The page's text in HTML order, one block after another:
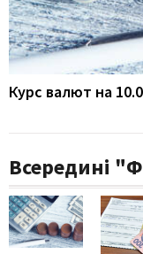
Курс валют на
Всередині